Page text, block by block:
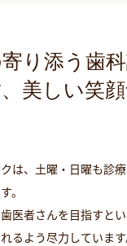
り添う歯
美しい笑
は、土曜・日曜も診
。
医者さんを目指すと
るよう尽力しています